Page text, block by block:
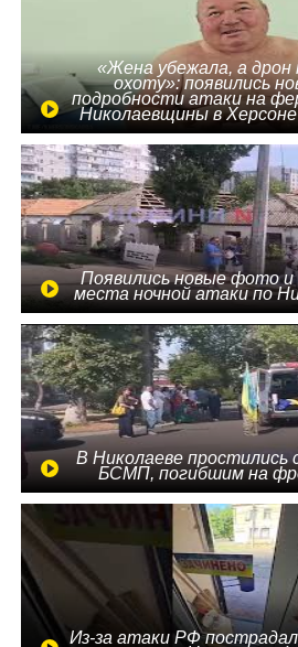
«Жена убежала, а дрон
охоту»: появились
подробности атаки на
Николаевщины в Херсоне
Появились новые фото и
места ночной атаки по
В Николаеве простились
БСМП, погибшим на
Из-за атаки РФ